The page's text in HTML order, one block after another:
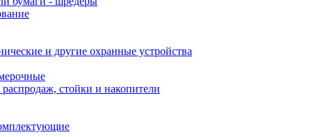
и другие охранные устройства
стойки и накопители